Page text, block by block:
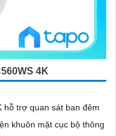
4K
hỗ trợ quan sát ban đêm